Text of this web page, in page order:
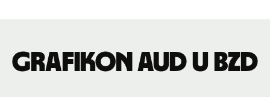
Grafikon AUD u BZD